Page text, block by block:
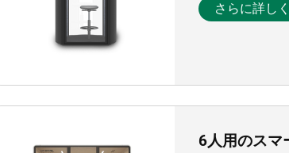
さらに詳しく
6人用のスマ